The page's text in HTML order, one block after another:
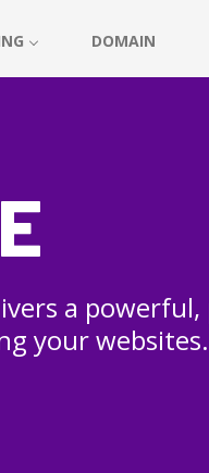
DOMAIN
a
your websites.